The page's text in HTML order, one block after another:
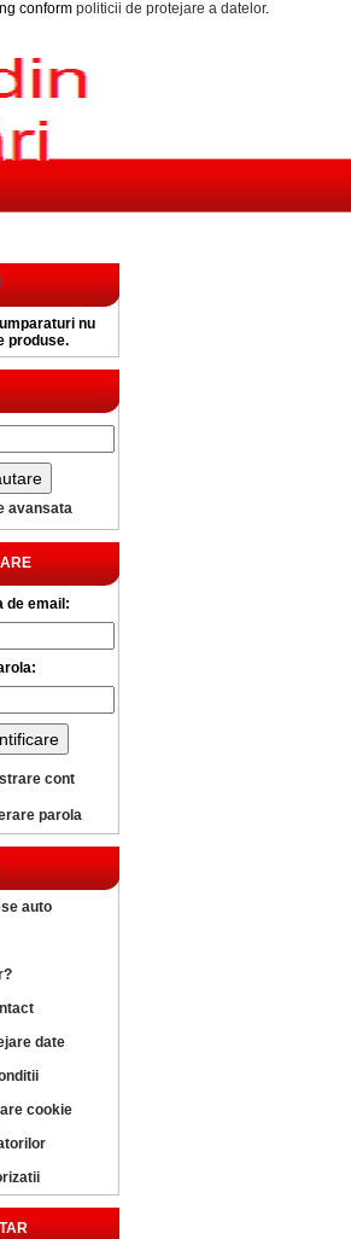
conform politicii de protejare a datelor.
nu
produse.
avansata
de email:
cont
parola
auto
date
cookie